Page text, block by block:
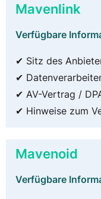
Mavenlink
Verfügbare
✔ Sitz des
✔
✔ AV-Vertrag /
✔ Hinweise zum
Mavenoid
Verfügbare